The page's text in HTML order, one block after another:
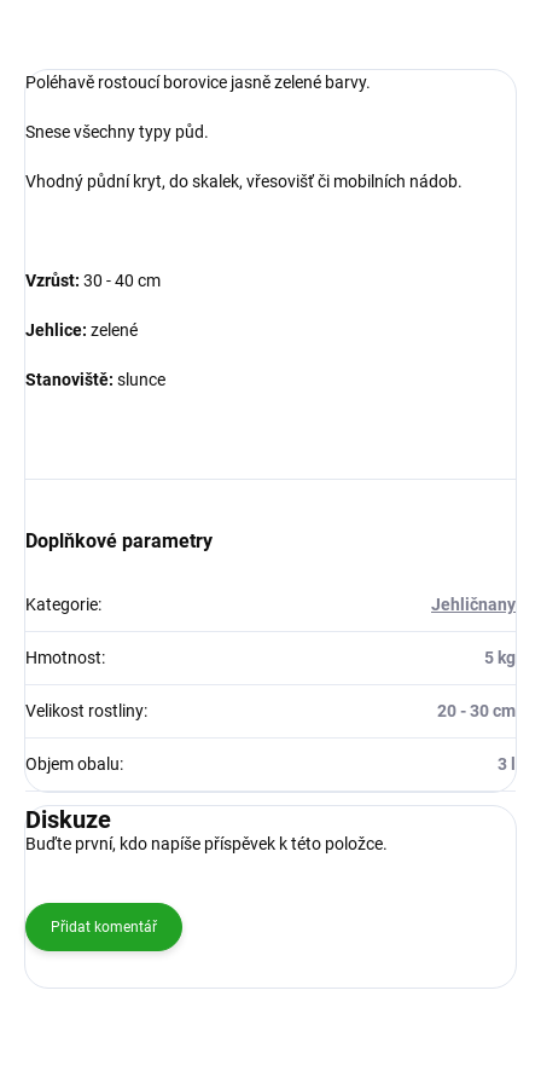
Poléhavě rostoucí borovice jasně zelené barvy.
Snese všechny typy půd.
Vhodný půdní kryt, do skalek, vřesovišť či mobilních nádob.
Vzrůst: 30 - 40 cm
Jehlice: zelené
Stanoviště: slunce
Doplňkové parametry
Kategorie: Jehličnany
Hmotnost: 5 kg
Velikost rostliny: 20 - 30 cm
Objem obalu: 3 l
Diskuze
Buďte první, kdo napíše příspěvek k této položce.
Přidat komentář